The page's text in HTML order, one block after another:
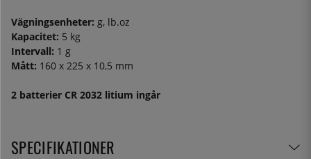
Vägningsenheter: g, lb.oz
Kapacitet: 5 kg
Intervall: 1 g
Mått: 160 x 225 x 10,5 mm
2 batterier CR 2032 litium ingår
SPECIFIKATIONER